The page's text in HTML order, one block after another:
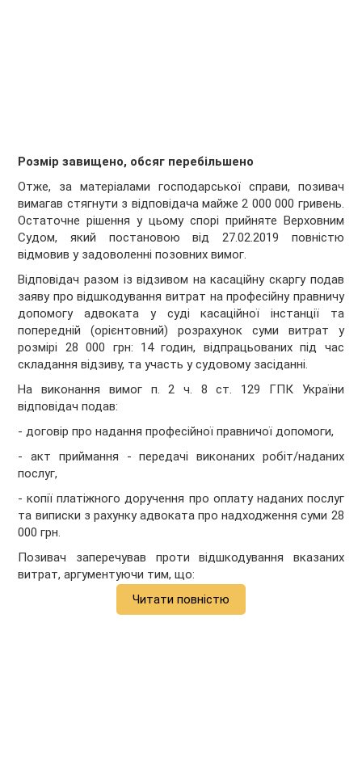
Розмір завищено, обсяг перебільшено
Отже, за матеріалами господарської справи, позивач
вимагав стягнути з відповідача майже 2 000 000 гривень.
Остаточне рішення у цьому спорі прийняте Верховним
Судом, який постановою від 27.02.2019 повністю
відмовив у задоволенні позовних вимог.
Відповідач разом із відзивом на касаційну скаргу подав
заяву про відшкодування витрат на професійну правничу
допомогу адвоката у суді касаційної інстанції та
попередній (орієнтовний) розрахунок суми витрат у
розмірі 28 000 грн: 14 годин, відпрацьованих під час
складання відзиву, та участь у судовому засіданні.
На виконання вимог п. 2 ч. 8 ст. 129 ГПК України
відповідач подав:
- договір про надання професійної правничої допомоги,
- акт приймання - передачі виконаних робіт/наданих
послуг,
- копії платіжного доручення про оплату наданих послуг
та виписки з рахунку адвоката про надходження суми 28
000 грн.
Позивач заперечував проти відшкодування вказаних
витрат, аргументуючи тим, що:
Читати повністю